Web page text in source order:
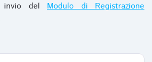
invio del Modulo di Registrazione